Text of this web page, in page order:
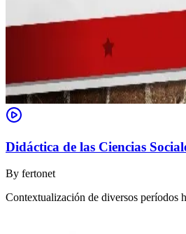
Didáctica de las Ciencias
By fertonet
Contextualización de diversos períodos